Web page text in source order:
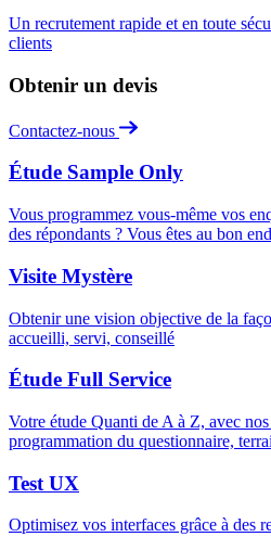
Un recrutement rapide et en toute
clients
Obtenir un devis
Contactez-nous
Étude Sample Only
Vous programmez vous-même vos
des répondants ? Vous êtes au bon
Visite Mystère
Obtenir une vision objective de la
accueilli, servi, conseillé
Étude Full Service
Votre étude Quanti de A à Z, avec
programmation du questionnaire,
Test UX
Optimisez vos interfaces grâce à des